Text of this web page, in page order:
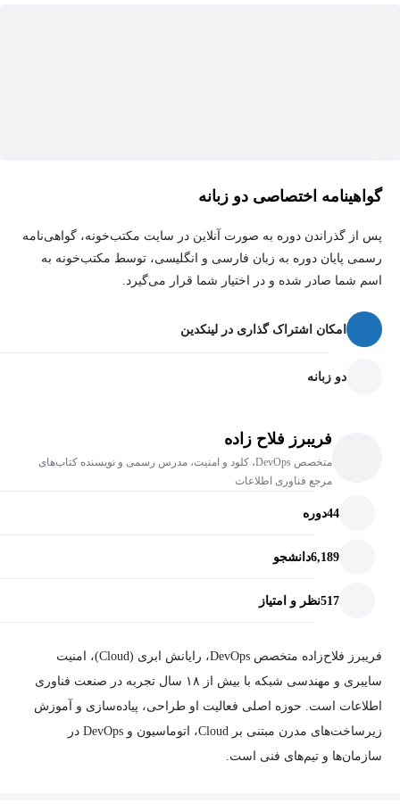
گواهینامه اختصاصی دو زبانه
پس از گذراندن دوره به صورت آنلاین در سایت مکتب‌خونه، گواهی‌نامه
رسمی پایان دوره به زبان فارسی و انگلیسی، توسط مکتب‌خونه به
اسم شما صادر شده و در اختیار شما قرار می‌گیرد.
امکان اشتراک گذاری در لینکدین
دو زبانه
فریبرز فلاح زاده
متخصص DevOps، کلود و امنیت، مدرس رسمی و نویسنده کتاب‌های
مرجع فناوری اطلاعات
44دوره
6,189دانشجو
517نظر و امتیاز
فریبرز فلاح‌زاده متخصص DevOps، رایانش ابری (Cloud)، امنیت
سایبری و مهندسی شبکه با بیش از ۱۸ سال تجربه در صنعت فناوری
اطلاعات است. حوزه اصلی فعالیت او طراحی، پیاده‌سازی و آموزش
زیرساخت‌های مدرن مبتنی بر Cloud، اتوماسیون و DevOps در
سازمان‌ها و تیم‌های فنی است.